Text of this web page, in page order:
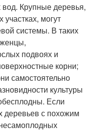
вод. Крупные деревья,
могут
системы. В таких
подвоях и
корни;
самостоятельно
культуры
Если
деревьев с похожим